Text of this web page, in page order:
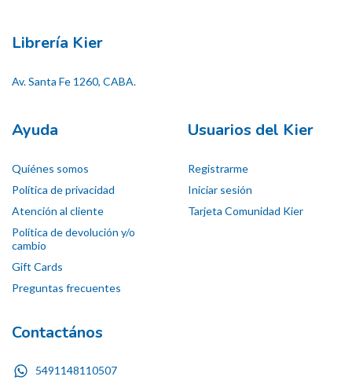
Librería Kier
Av. Santa Fe 1260, CABA.
Ayuda
Quiénes somos
Política de privacidad
Atención al cliente
Política de devolución y/o
cambio
Gift Cards
Preguntas frecuentes
Usuarios del Kier
Registrarme
Iniciar sesión
Tarjeta Comunidad Kier
Contactános
5491148110507